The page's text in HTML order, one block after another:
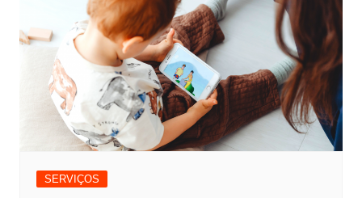
SERVIÇOS